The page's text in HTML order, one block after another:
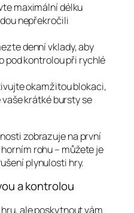
maximální délku
nepřekročili
denní vklady, aby
pod kontrolou při rychlé
okamžitou blokaci,
krátké bursty se
zobrazuje na první
rohu – můžete je
plynulosti hry.
a kontrolou
ale poskytnout vám